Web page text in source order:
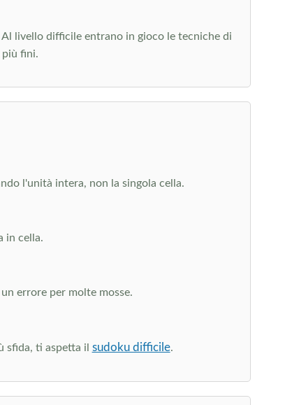
livello difficile entrano in gioco le tecniche di
più fini.
l'unità intera, non la singola cella.
in cella.
errore per molte mosse.
sfida, ti aspetta il sudoku difficile.